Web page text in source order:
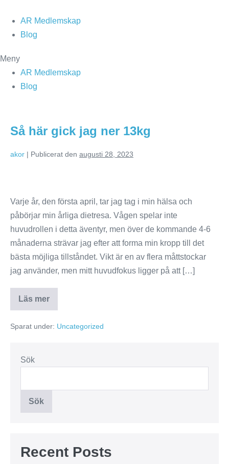
innehåll
AR Medlemskap
Blog
Meny
AR Medlemskap
Blog
Så här gick jag ner 13kg
akor | Publicerat den augusti 28, 2023
gick
jag
ner
13kg
Varje år, den första april, tar jag tag i min hälsa och
påbörjar min årliga dietresa. Vågen spelar inte
huvudrollen i detta äventyr, men över de kommande 4-6
månaderna strävar jag efter att forma min kropp till det
bästa möjliga tillståndet. Vikt är en av flera måttstockar
jag använder, men mitt huvudfokus ligger på att […]
Läs mer
Så
här
jag
Sparat under: Uncategorized
Sök
Sök
Recent Posts